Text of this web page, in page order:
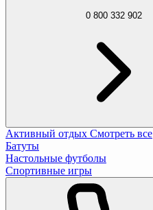
0 800 332 902
Активный отдых Смотреть все
Батуты
Настольные футболы
Спортивные игры